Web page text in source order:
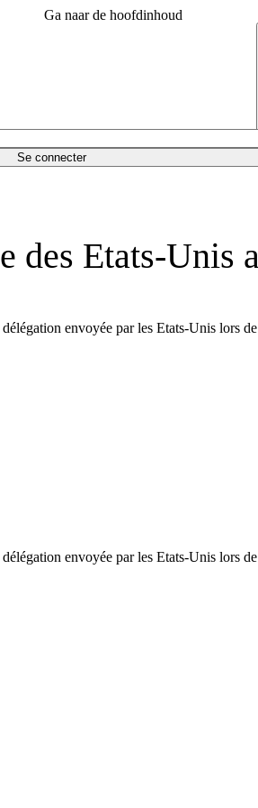
Ga naar de hoofdinhoud
Se connecter
des Etats-Unis
envoyée par les Etats-Unis lors
envoyée par les Etats-Unis lors